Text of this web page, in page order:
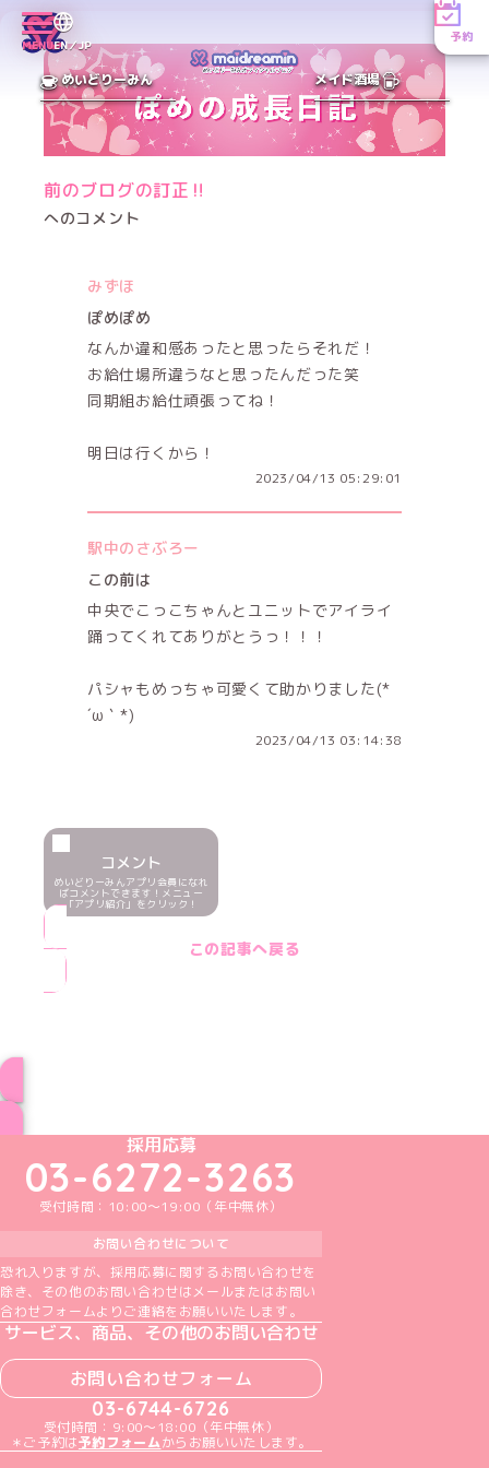
MENUEN／JP
予約
めいどりーみん メイド酒場
前のブログの訂正‼️
へのコメント
みずほ
ぽめぽめ
なんか違和感あったと思ったらそれだ！
お給仕場所違うなと思ったんだった笑
同期組お給仕頑張ってね！
明日は行くから！
2023/04/13 05:29:01
駅中のさぶろー
この前は
中央でこっこちゃんとユニットでアイライ
踊ってくれてありがとうっ！！！
パシャもめっちゃ可愛くて助かりました(*
´ω｀*)
2023/04/13 03:14:38
コメント
めいどりーみんアプリ会員になれ
ばコメントできます！メニュー
「アプリ紹介」をクリック！
この記事へ戻る
めいどりーみんTikTok公式アカウント
めいどりーみんX公式アカウント
めいどりーみんInstagram公式アカウント
めいどりーみんFacebook公式アカウン
めいどりーみんYouTube公式アカ
採用応募
03-6272-3263
受付時間：10:00～19:00（年中無休）
お問い合わせについて
恐れ入りますが、採用応募に関するお問い合わせを
除き、その他のお問い合わせはメールまたはお問い
合わせフォームよりご連絡をお願いいたします。
サービス、商品、その他のお問い合わせ
お問い合わせフォーム
03-6744-6726
受付時間：9:00～18:00（年中無休）
＊ご予約は予約フォームからお願いいたします。